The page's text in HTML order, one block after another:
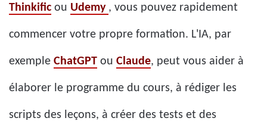
Thinkific ou Udemy , vous pouvez rapidement
commencer votre propre formation. L'IA, par
exemple ChatGPT ou Claude, peut vous aider à
élaborer le programme du cours, à rédiger les
scripts des leçons, à créer des tests et des